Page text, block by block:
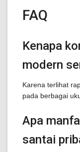
FAQ
Kenapa
modern
Karena terlihat
pada berbagai
Apa
santai